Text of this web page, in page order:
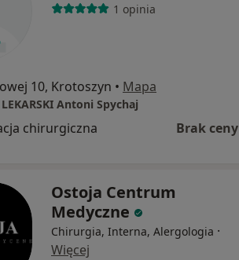
1 opinia
10, Krotoszyn • Mapa
LEKARSKI Antoni Spychaj
chirurgiczna Brak ceny
Ostoja Centrum
Medyczne
Chirurgia, Interna, Alergologia ·
Więcej